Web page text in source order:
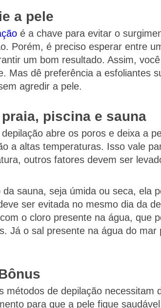
a pele
é a chave para evitar o
Porém, é preciso esperar entre
um bom resultado. Assim,
Mas dê preferência a esfoliantes
agredir a pele.
piscina e sauna
abre os poros e deixa a
a altas temperaturas. Isso vale
outros fatores devem ser
da sauna, seja úmida ou seca, ela
ser evitada no mesmo dia da
o cloro presente na água, que
Já o sal presente na água do
métodos de depilação necessitam
para que a pele fique